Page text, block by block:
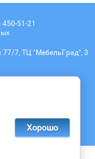
450-51-21
77/7, ТЦ "МебельГрад", 3
Хорошо